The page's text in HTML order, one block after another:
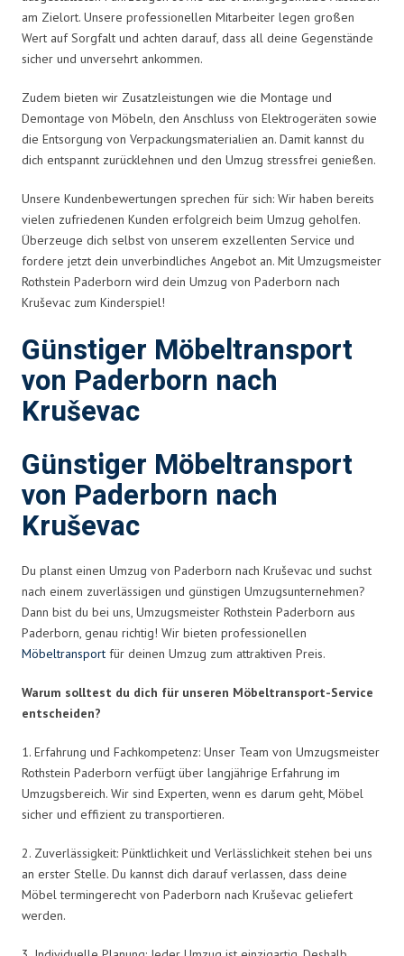
am Zielort. Unsere professionellen Mitarbeiter legen großen
Wert auf Sorgfalt und achten darauf, dass all deine Gegenstände
sicher und unversehrt ankommen.
Zudem bieten wir Zusatzleistungen wie die Montage und
Demontage von Möbeln, den Anschluss von Elektrogeräten sowie
die Entsorgung von Verpackungsmaterialien an. Damit kannst du
dich entspannt zurücklehnen und den Umzug stressfrei genießen.
Unsere Kundenbewertungen sprechen für sich: Wir haben bereits
vielen zufriedenen Kunden erfolgreich beim Umzug geholfen.
Überzeuge dich selbst von unserem exzellenten Service und
fordere jetzt dein unverbindliches Angebot an. Mit Umzugsmeister
Rothstein Paderborn wird dein Umzug von Paderborn nach
Kruševac zum Kinderspiel!
Günstiger Möbeltransport
von Paderborn nach
Kruševac
Günstiger Möbeltransport
von Paderborn nach
Kruševac
Du planst einen Umzug von Paderborn nach Kruševac und suchst
nach einem zuverlässigen und günstigen Umzugsunternehmen?
Dann bist du bei uns, Umzugsmeister Rothstein Paderborn aus
Paderborn, genau richtig! Wir bieten professionellen
Möbeltransport für deinen Umzug zum attraktiven Preis.
Warum solltest du dich für unseren Möbeltransport-Service
entscheiden?
1. Erfahrung und Fachkompetenz: Unser Team von Umzugsmeister
Rothstein Paderborn verfügt über langjährige Erfahrung im
Umzugsbereich. Wir sind Experten, wenn es darum geht, Möbel
sicher und effizient zu transportieren.
2. Zuverlässigkeit: Pünktlichkeit und Verlässlichkeit stehen bei uns
an erster Stelle. Du kannst dich darauf verlassen, dass deine
Möbel termingerecht von Paderborn nach Kruševac geliefert
werden.